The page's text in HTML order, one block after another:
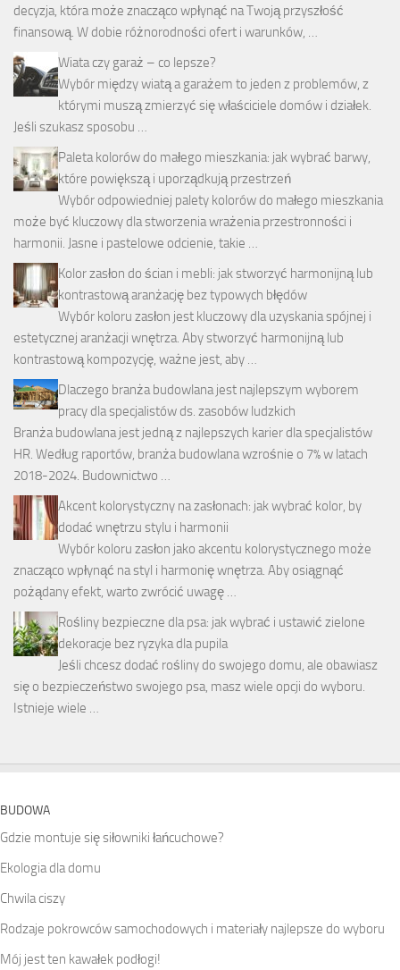
decyzja, która może znacząco wpłynąć na Twoją przyszłość
finansową. W dobie różnorodności ofert i warunków, …
Wiata czy garaż – co lepsze?
Wybór między wiatą a garażem to jeden z problemów, z
którymi muszą zmierzyć się właściciele domów i działek.
Jeśli szukasz sposobu …
Paleta kolorów do małego mieszkania: jak wybrać barwy,
które powiększą i uporządkują przestrzeń
Wybór odpowiedniej palety kolorów do małego mieszkania
może być kluczowy dla stworzenia wrażenia przestronności i
harmonii. Jasne i pastelowe odcienie, takie …
Kolor zasłon do ścian i mebli: jak stworzyć harmonijną lub
kontrastową aranżację bez typowych błędów
Wybór koloru zasłon jest kluczowy dla uzyskania spójnej i
estetycznej aranżacji wnętrza. Aby stworzyć harmonijną lub
kontrastową kompozycję, ważne jest, aby …
Dlaczego branża budowlana jest najlepszym wyborem
pracy dla specjalistów ds. zasobów ludzkich
Branża budowlana jest jedną z najlepszych karier dla specjalistów
HR. Według raportów, branża budowlana wzrośnie o 7% w latach
2018-2024. Budownictwo …
Akcent kolorystyczny na zasłonach: jak wybrać kolor, by
dodać wnętrzu stylu i harmonii
Wybór koloru zasłon jako akcentu kolorystycznego może
znacząco wpłynąć na styl i harmonię wnętrza. Aby osiągnąć
pożądany efekt, warto zwrócić uwagę …
Rośliny bezpieczne dla psa: jak wybrać i ustawić zielone
dekoracje bez ryzyka dla pupila
Jeśli chcesz dodać rośliny do swojego domu, ale obawiasz
się o bezpieczeństwo swojego psa, masz wiele opcji do wyboru.
Istnieje wiele …
BUDOWA
Gdzie montuje się siłowniki łańcuchowe?
Ekologia dla domu
Chwila ciszy
Rodzaje pokrowców samochodowych i materiały najlepsze do wyboru
Mój jest ten kawałek podłogi!